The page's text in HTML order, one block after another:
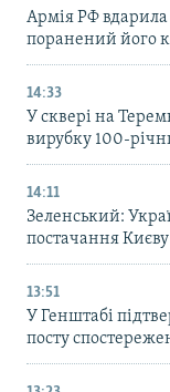
Армія РФ вдарила
поранений його
14:33
У сквері на
вирубку 100-
14:11
Зеленський:
постачання
13:51
У Генштабі
посту